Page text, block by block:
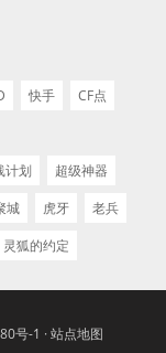
快手
CF点
计划
超级神器
城 虎牙
老兵
灵狐的约定
号-1 ·站点地图